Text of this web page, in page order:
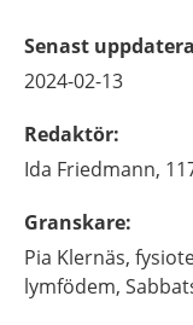
Senast
2024-02-13
Redaktör:
Ida Friedmann,
Granskare:
Pia Klernäs,
lymfödem,